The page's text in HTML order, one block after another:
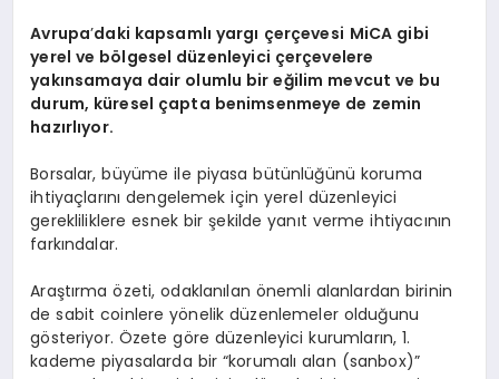
Avrupa’daki kapsamlı yargı çerçevesi MiCA gibi
yerel ve bölgesel düzenleyici çerçevelere
yakınsamaya dair olumlu bir eğilim mevcut ve bu
durum, küresel çapta benimsenmeye de zemin
hazırlıyor.
Borsalar, büyüme ile piyasa bütünlüğünü koruma
ihtiyaçlarını dengelemek için yerel düzenleyici
gerekliliklere esnek bir şekilde yanıt verme ihtiyacının
farkındalar.
Araştırma özeti, odaklanılan önemli alanlardan birinin
de sabit coinlere yönelik düzenlemeler olduğunu
gösteriyor. Özete göre düzenleyici kurumların, 1.
kademe piyasalarda bir “korumalı alan (sanbox)”